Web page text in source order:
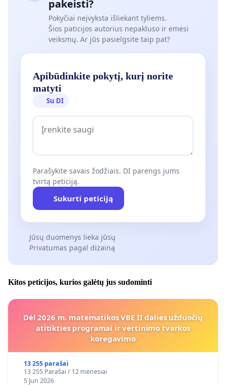
pakeisti?
Pokyčiai neįvyksta išliekant tyliems.
Šios paticijos autorius nepakluso ir ėmėsi
veiksmų. Ar jūs pasielgsite taip pat?
Apibūdinkite pokytį, kurį norite
matyti
Su DI
Parašykite savais žodžiais. DI parengs jums
tvirtą peticiją.
Sukurti peticiją
Jūsų duomenys lieka jūsų
Privatumas pagal dizainą
Kitos peticijos, kurios galėtų jus sudominti
Dėl 2026 m. matematikos VBE II dalies užduočių
atitikties programai ir vertinimo tvarkos
koregavimo
13 255 parašai
13 255 Parašai / 12 mėnesiai
5 Jun 2026